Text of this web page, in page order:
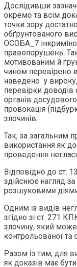
Дослідивши
окремо та всім
точки зору
обґрунтованого
ОСОБА_7
правопорушень.
мотивованим й
чином перевірено
наведено у вироку,
перевірки доводів
органів
провокація
злочинів.
Так, за загальним
використання як
проведення
Відповідно до ст.
здійснює нагляд
розшуковими
Одним із видів
згідно зі ст. 271
злочину, який
контрольованої та
Разом із тим, для
як доказів має